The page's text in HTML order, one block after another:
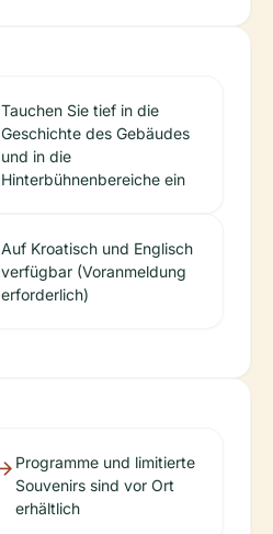
Tauchen Sie tief in die
Geschichte des Gebäudes
und in die
Hinterbühnenbereiche ein
Auf Kroatisch und Englisch
verfügbar (Voranmeldung
erforderlich)
Programme und limitierte
Souvenirs sind vor Ort
erhältlich